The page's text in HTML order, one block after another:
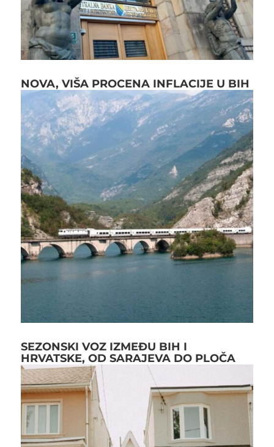
NOVA, VIŠA PROCENA INFLACIJE U BIH
SEZONSKI VOZ IZMEĐU BIH I
HRVATSKE, OD SARAJEVA DO PLOČA